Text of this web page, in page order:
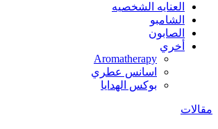
العنايه الشخصيه
الشامبو
الصابون
أخري
Aromatherapy
اسانس عطري
بوكس الهدايا
مقالات